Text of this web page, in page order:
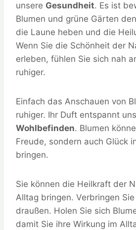
unsere Gesundheit. Es ist
Blumen und grüne Gärten
die Laune heben und die
Wenn Sie die Schönheit der
erleben, fühlen Sie sich nah
ruhiger.
Einfach das Anschauen von
ruhiger. Ihr Duft entspannt
Wohlbefinden. Blumen
Freude, sondern auch Glück
bringen.
Sie können die Heilkraft der
Alltag bringen. Verbringen
draußen. Holen Sie sich
damit Sie ihre Wirkung im